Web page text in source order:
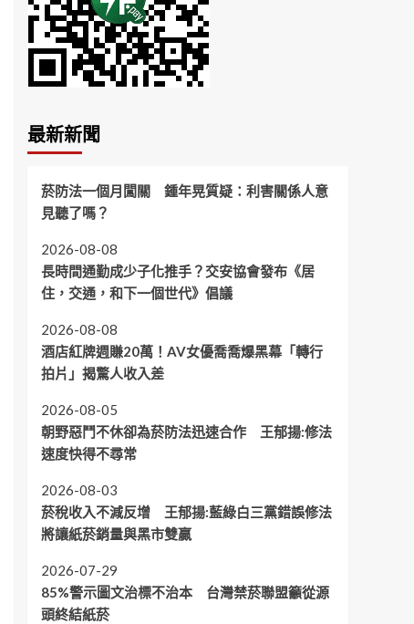
最新新聞
菸防法一個月闖關 鍾年晃質疑：利害關係人意
見聽了嗎？
2026-08-08
長時間通勤成少子化推手？交安協會發布《居
住，交通，和下一個世代》倡議
2026-08-08
酒店紅牌週賺20萬！AV女優喬喬爆黑幕「轉行
拍片」揭驚人收入差
2026-08-05
朝野惡鬥不休卻為菸防法迅速合作 王郁揚:修法
速度快得不尋常
2026-08-03
菸稅收入不減反增 王郁揚:藍綠白三黨錯誤修法
將讓紙菸銷量與黑市雙贏
2026-07-29
85%警示圖文治標不治本 台灣禁菸聯盟籲從源
頭終結紙菸